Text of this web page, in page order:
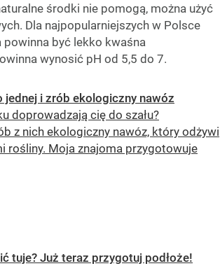
środki nie pomogą, można użyć
Dla najpopularniejszych w Polsce
powinna być lekko kwaśna
wynosić pH od 5,5 do 7.
jednej i zrób ekologiczny nawóz
doprowadzają cię do szału?
z nich ekologiczny nawóz, który odżywi
rośliny. Moja znajoma przygotowuje
tuje? Już teraz przygotuj podłoże!